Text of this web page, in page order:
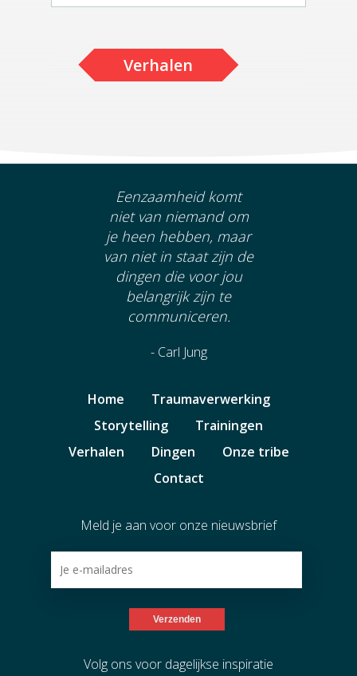
Verhalen
Eenzaamheid komt
niet van niemand om
je heen hebben, maar
van niet in staat zijn de
dingen die voor jou
belangrijk zijn te
communiceren.
- Carl Jung
Home
Traumaverwerking
Storytelling
Trainingen
Verhalen
Dingen
Onze tribe
Contact
Meld je aan voor onze nieuwsbrief
Volg ons voor dagelijkse inspiratie